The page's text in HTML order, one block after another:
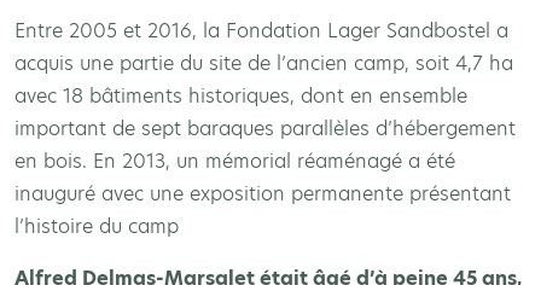
Entre 2005 et 2016, la Fondation Lager Sandbostel a
acquis une partie du site de l’ancien camp, soit 4,7 ha
avec 18 bâtiments historiques, dont en ensemble
important de sept baraques parallèles d’hébergement
en bois. En 2013, un mémorial réaménagé a été
inauguré avec une exposition permanente présentant
l’histoire du camp
Alfred Delmas-Marsalet était âgé d’à peine 45 ans,